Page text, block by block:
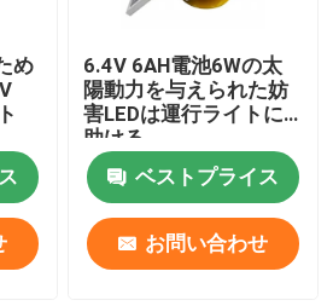
た障害物表示燈
燈
ト
め
6.4V 6AH電池6Wの太
陽動力を与えられた妨
害LEDは運行ライトに
助ける
ベストプライス
お問い合わせ